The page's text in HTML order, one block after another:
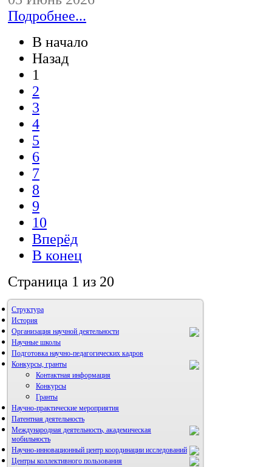
Подробнее...
В начало
Назад
1
2
3
4
5
6
7
8
9
10
Вперёд
В конец
Страница 1 из 20
Структура
История
Организация научной деятельности
Научные школы
Подготовка научно-педагогических кадров
Конкурсы, гранты
Контактная информация
Конкурсы
Гранты
Научно-практические мероприятия
Патентная деятельность
Международная деятельность, академическая
мобильность
Научно-инновационный центр координации исследований
НИИ микрохирургии и клинической анатомии
Центры коллективного пользования